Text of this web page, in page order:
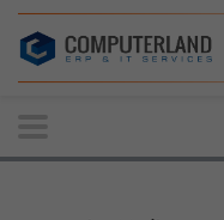
Demande